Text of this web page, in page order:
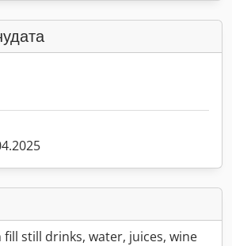
fill still drinks, water, juices, wine